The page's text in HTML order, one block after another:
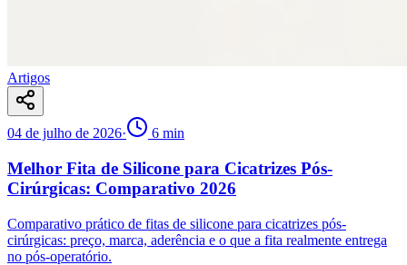
Artigos
04 de julho de 2026· 6 min
Melhor Fita de Silicone para Cicatrizes Pós-
Cirúrgicas: Comparativo 2026
Comparativo prático de fitas de silicone para cicatrizes pós-
cirúrgicas: preço, marca, aderência e o que a fita realmente entrega
no pós-operatório.